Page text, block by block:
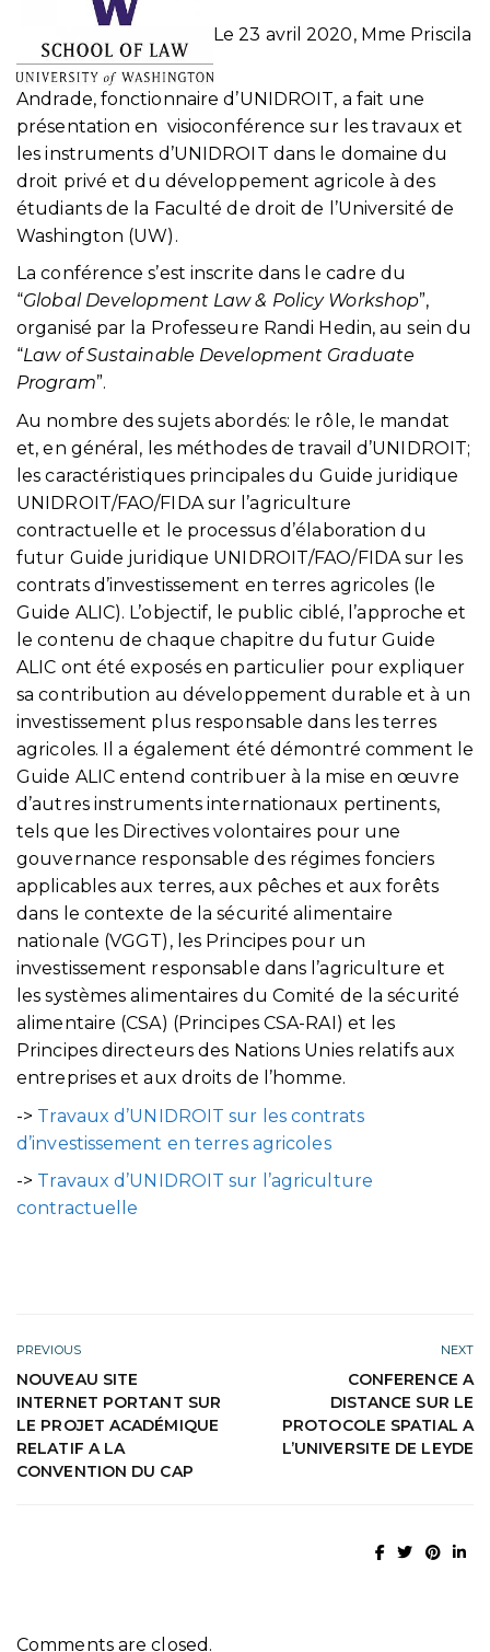
Le 23 avril 2020, Mme Priscila
Andrade, fonctionnaire d’UNIDROIT, a fait une
présentation en visioconférence sur les travaux et
les instruments d’UNIDROIT dans le domaine du
droit privé et du développement agricole à des
étudiants de la Faculté de droit de l’Université de
Washington (UW).
La conférence s’est inscrite dans le cadre du
“Global Development Law & Policy Workshop”,
organisé par la Professeure Randi Hedin, au sein du
“Law of Sustainable Development Graduate
Program”.
Au nombre des sujets abordés: le rôle, le mandat
et, en général, les méthodes de travail d’UNIDROIT;
les caractéristiques principales du Guide juridique
UNIDROIT/FAO/FIDA sur l’agriculture
contractuelle et le processus d’élaboration du
futur Guide juridique UNIDROIT/FAO/FIDA sur les
contrats d’investissement en terres agricoles (le
Guide ALIC). L’objectif, le public ciblé, l’approche et
le contenu de chaque chapitre du futur Guide
ALIC ont été exposés en particulier pour expliquer
sa contribution au développement durable et à un
investissement plus responsable dans les terres
agricoles. Il a également été démontré comment le
Guide ALIC entend contribuer à la mise en œuvre
d’autres instruments internationaux pertinents,
tels que les Directives volontaires pour une
gouvernance responsable des régimes fonciers
applicables aux terres, aux pêches et aux forêts
dans le contexte de la sécurité alimentaire
nationale (VGGT), les Principes pour un
investissement responsable dans l’agriculture et
les systèmes alimentaires du Comité de la sécurité
alimentaire (CSA) (Principes CSA-RAI) et les
Principes directeurs des Nations Unies relatifs aux
entreprises et aux droits de l’homme.
-> Travaux d’UNIDROIT sur les contrats
d’investissement en terres agricoles
-> Travaux d’UNIDROIT sur l’agriculture
contractuelle
PREVIOUS
NOUVEAU SITE
INTERNET PORTANT SUR
LE PROJET ACADÉMIQUE
RELATIF A LA
CONVENTION DU CAP
NEXT
CONFERENCE A
DISTANCE SUR LE
PROTOCOLE SPATIAL A
L’UNIVERSITE DE LEYDE
Comments are closed.